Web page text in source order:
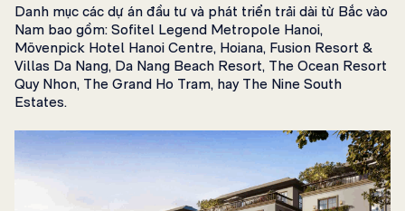
Danh mục các dự án đầu tư và phát triển trải dài từ Bắc vào
Nam bao gồm: Sofitel Legend Metropole Hanoi,
Mövenpick Hotel Hanoi Centre​, Hoiana, Fusion Resort &
Villas Da Nang, Da Nang Beach Resort, The Ocean Resort
Quy Nhon, The Grand Ho Tram, hay The Nine South
Estates.